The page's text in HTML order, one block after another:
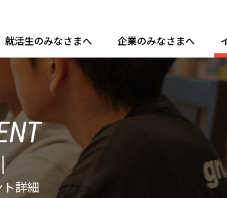
就活生のみなさまへ 企業のみなさまへ
詳細